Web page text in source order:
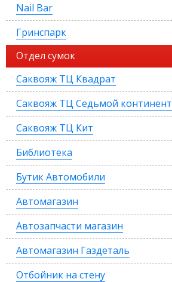
Nail Bar
Гринспарк
Отдел сумок
Саквояж ТЦ Квадрат
Саквояж ТЦ Седьмой континент
Саквояж ТЦ Кит
Библиотека
Бутик Автомобили
Автомагазин
Автозапчасти магазин
Автомагазин Газдеталь
Отбойник на стену